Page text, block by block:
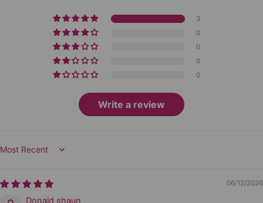
3
0
0
0
0
Write a review
Sort by
06/12/2026
Donald shaun